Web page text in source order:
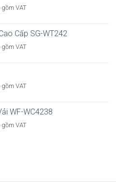
VAT
Cấp SG-WT242
VAT
VAT
WF-WC4238
VAT